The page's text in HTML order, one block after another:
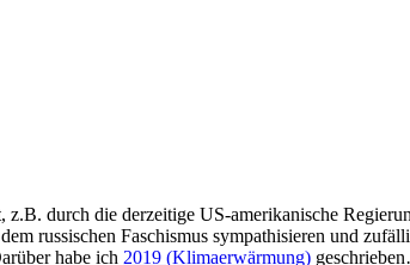
durch die derzeitige US-amerikanische
russischen Faschismus sympathisieren und
habe ich 2019 (Klimaerwärmung)